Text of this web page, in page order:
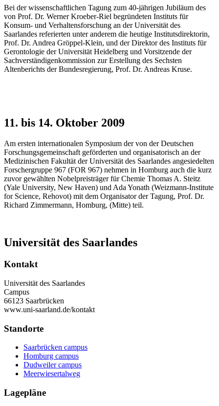
Bei der wissenschaftlichen Tagung zum 40-jährigen Jubiläum des
von Prof. Dr. Werner Kroeber-Riel begründeten Instituts für
Konsum- und Verhaltensforschung an der Universität des
Saarlandes referierten unter anderem die heutige Institutsdirektorin,
Prof. Dr. Andrea Gröppel-Klein, und der Direktor des Instituts für
Gerontologie der Universität Heidelberg und Vorsitzende der
Sachverständigenkommission zur Erstellung des Sechsten
Altenberichts der Bundesregierung, Prof. Dr. Andreas Kruse.
11. bis 14. Oktober 2009
Am ersten internationalen Symposium der von der Deutschen
Forschungsgemeinschaft geförderten und organisatorisch an der
Medizinischen Fakultät der Universität des Saarlandes angesiedelten
Forschergruppe 967 (FOR 967) nehmen in Homburg auch die kurz
zuvor gewählten Nobelpreisträger für Chemie Thomas A. Steitz
(Yale University, New Haven) und Ada Yonath (Weizmann-Institute
for Science, Rehovot) mit dem Organisator der Tagung, Prof. Dr.
Richard Zimmermann, Homburg, (Mitte) teil.
Universität des Saarlandes
Kontakt
Universität des Saarlandes
Campus
66123 Saarbrücken
www.uni-saarland.de/kontakt
Standorte
Saarbrücken campus
Homburg campus
Dudweiler campus
Meerwiesertalweg
Lagepläne